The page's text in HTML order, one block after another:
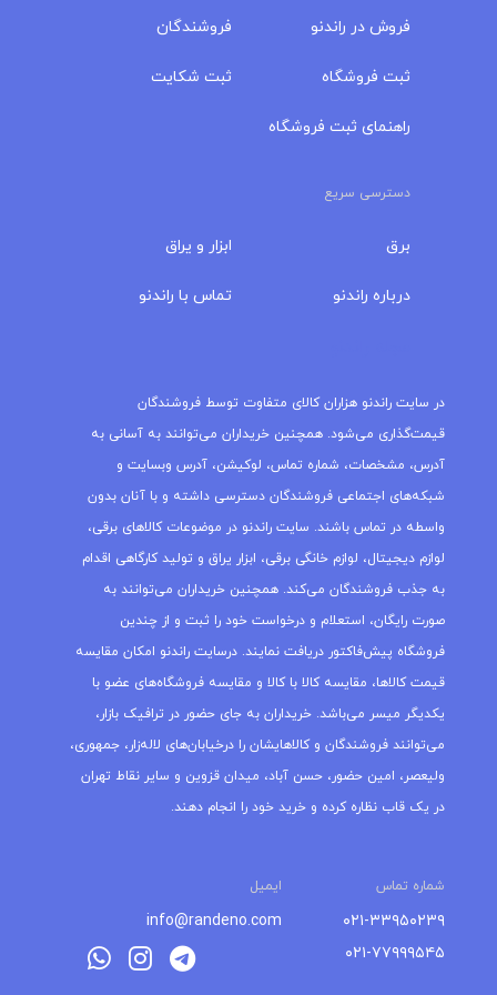
فروش در راندنو
ثبت فروشگاه
راهنمای ثبت فروشگاه
فروشندگان
ثبت شکایت
دسترسی سریع
برق
درباره‌ راندنو
ابزار و یراق
تماس با راندنو
در سایت راندنو هزاران کالای متفاوت توسط فروشندگان
قیمت‌گذاری می‌شود. همچنین خریداران می‌توانند به آسانی به
آدرس، مشخصات، شماره تماس، لوکیشن، آدرس وبسایت و
شبکه‌های اجتماعی فروشندگان دسترسی داشته و با آنان بدون
واسطه در تماس باشند. سایت راندنو در موضوعات کالاهای برقی،
لوازم دیجیتال، لوازم خانگی برقی، ابزار یراق و تولید کارگاهی اقدام
به جذب فروشندگان می‌کند. همچنین خریداران می‌توانند به
صورت رایگان، استعلام و درخواست خود را ثبت و از چندین
فروشگاه پیش‌فاکتور دریافت نمایند. درسایت راندنو امکان مقایسه
قیمت کالاها، مقایسه کالا با کالا و مقایسه فروشگاه‌های عضو با
یکدیگر میسر می‌باشد. خریداران به جای حضور در ترافیک بازار،
می‌توانند فروشندگان و کالاهایشان را درخیابان‌های لاله‌زار، جمهوری،
ولیعصر، امین حضور، حسن آباد، میدان قزوین و سایر نقاط تهران
در یک قاب نظاره کرده و خرید خود را انجام دهند.
شماره تماس ایمیل
۰۲۱-۳۳۹۵۰۲۳۹
۰۲۱-۷۷۹۹۹۵۴۵
info@randeno.com